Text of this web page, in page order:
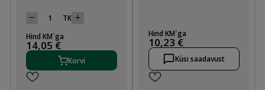
TK
Hind KM`ga
14,05 €
Korvi
Hind KM`ga
10,23 €
Küsi saadavust